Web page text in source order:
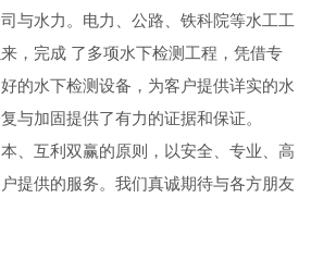
与水力。电力、公路、铁科院等水工工
，完成 了多项水下检测工程，凭借专
的水下检测设备，为客户提供详实的水
与加固提供了有力的证据和保证。
、互利双赢的原则，以安全、专业、高
提供的服务。我们真诚期待与各方朋友